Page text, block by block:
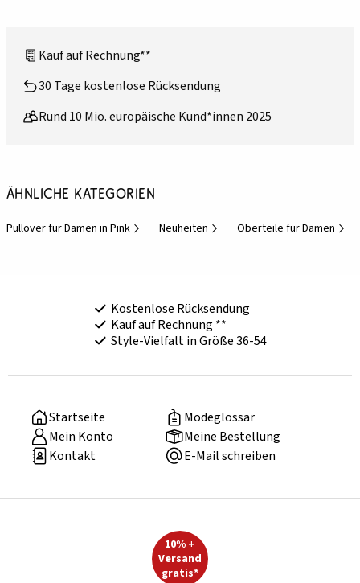
Kauf auf Rechnung**
30 Tage kostenlose Rücksendung
Rund 10 Mio. europäische Kund*innen 2025
Ähnliche Kategorien
Pullover für Damen in Pink Neuheiten Oberteile für Damen
Kostenlose Rücksendung
Kauf auf Rechnung **
Style-Vielfalt in Größe 36-54
Startseite
Modeglossar
Mein Konto
Meine Bestellung
Kontakt
E-Mail schreiben
10% +
Versand
gratis*